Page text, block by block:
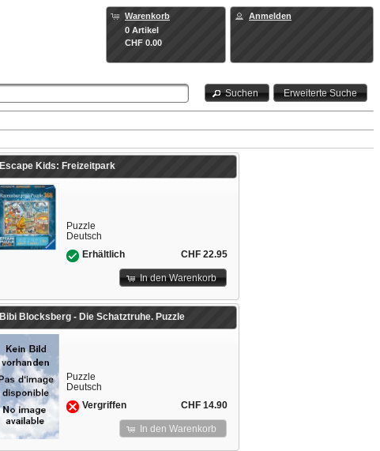
Warenkorb
0 Artikel
CHF 0.00
Anmelden
Suchen Erweiterte Suche
Escape Kids: Freizeitpark
Puzzle
Deutsch
Erhältlich
CHF 22.95
In den Warenkorb
Bibi Blocksberg - Die Schatztruhe. Puzzle
Puzzle
Deutsch
Vergriffen
CHF 14.90
In den Warenkorb